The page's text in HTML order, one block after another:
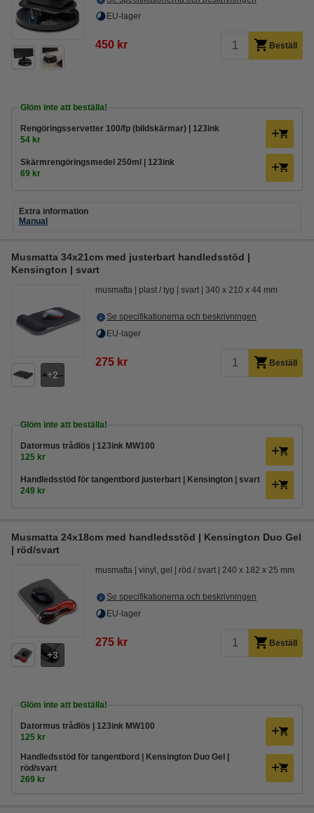
EU-lager
450 kr Beställ
Glöm inte att beställa!
Rengöringsservetter 100/fp (bildskärmar) | 123ink
54 kr
Skärmrengöringsmedel 250ml | 123ink
69 kr
Extra information
Manual
Musmatta 34x21cm med justerbart handledsstöd |
Kensington | svart
2
musmatta plast / tyg svart 340 x 210 x 44 mm
Se specifikationerna och beskrivningen
EU-lager
275 kr Beställ
Glöm inte att beställa!
Datormus trådlös | 123ink MW100
125 kr
Handledsstöd för tangentbord justerbart | Kensington | svart
249 kr
Musmatta 24x18cm med handledsstöd | Kensington Duo Gel
| röd/svart
3
musmatta vinyl, gel röd / svart 240 x 182 x 25 mm
Se specifikationerna och beskrivningen
EU-lager
275 kr Beställ
Glöm inte att beställa!
Datormus trådlös | 123ink MW100
125 kr
Handledsstöd för tangentbord | Kensington Duo Gel |
röd/svart
269 kr